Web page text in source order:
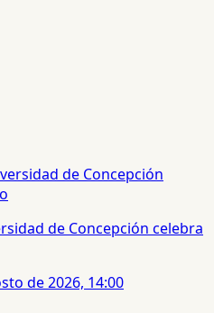
de Concepción celebra
de 2026, 14:00